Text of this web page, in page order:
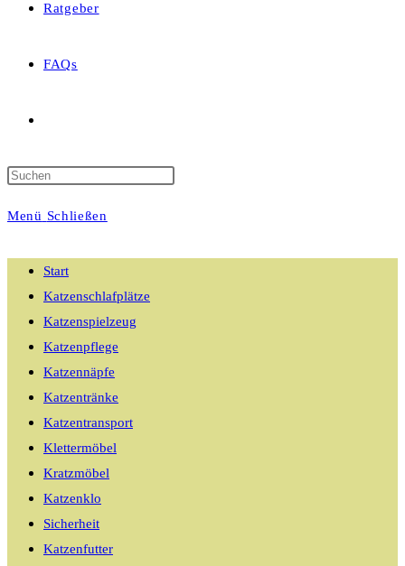
Ratgeber
FAQs
Suche
Menü Schließen
Start
Katzenschlafplätze
Katzenspielzeug
Katzenpflege
Katzennäpfe
Katzentränke
Katzentransport
Klettermöbel
Kratzmöbel
Katzenklo
Sicherheit
Katzenfutter